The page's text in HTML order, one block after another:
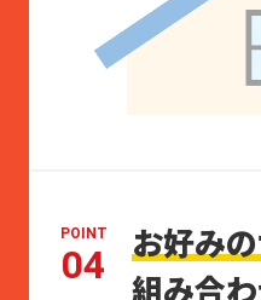
POINT
04
お好み
組み合